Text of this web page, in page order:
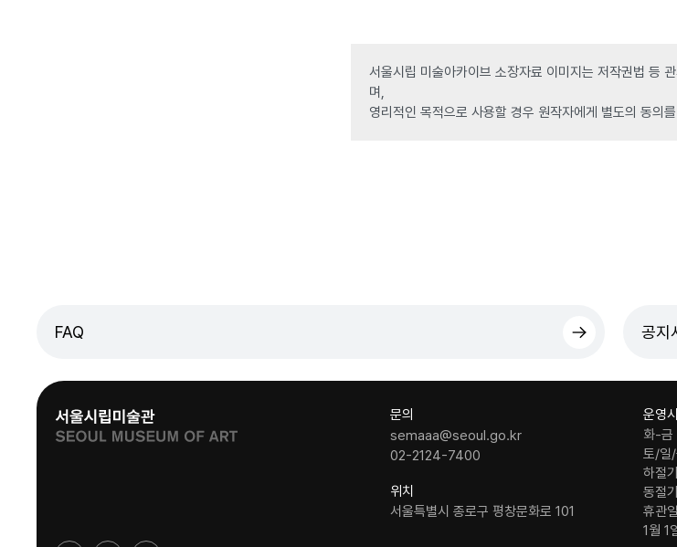
서울시립 미술아카이브 소장자료 이미지는 저작권법 등
며,
영리적인 목적으로 사용할 경우 원작자에게 별도의 동의
FAQ 공지
문의
semaaa@seoul.go.kr
02-2124-7400
위치
서울특별시 종로구 평창문화로 101
운영
화-금
토/일
하절
동절
휴관일
1월 1